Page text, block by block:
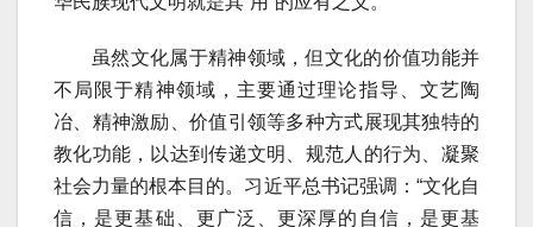
虽然文化属于精神领域，但文化的价值功能并
不局限于精神领域，主要通过理论指导、文艺陶
冶、精神激励、价值引领等多种方式展现其独特的
教化功能，以达到传递文明、规范人的行为、凝聚
社会力量的根本目的。习近平总书记强调：“文化自
信，是更基础、更广泛、更深厚的自信，是更基